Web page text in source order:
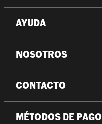
AYUDA
NOSOTROS
CONTACTO
MÉTODOS DE PAGO